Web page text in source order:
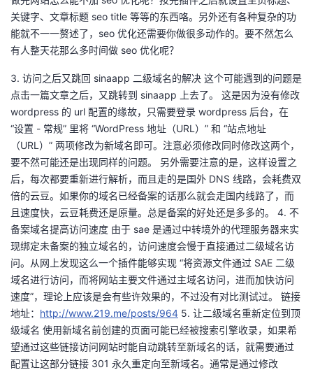
动
关
注
的
开
发
者
学
堂
我
的
课
程
我
的
认
证
我
的
实
我
的
我
的
Programs
我
的
支
持
我
的
技
术
支
持
我
的
云
声
建
关键字、文章标题 seo title 等等的东西咯。另外还有各种复杂的功
能就不一一赘述了，seo 优化还需要你做很多动作的。要不然怎么
有人整天花那么多时间做 seo 优化呢？
3. 访问之后又跳回 sinaapp 二级域名的解决 这个可能遇到的问题是
点击一篇文章之后，又跳转到 sinaapp 上去了。 这是因为没有修改
wordpress 的 url 配置的缘故，只需要登录 wordpress 后台，在
“设置 - 常规” 里将 “WordPress 地址（URL）” 和 “站点地址
（URL）” 两项修改为新域名即可。注意必须修改同时修改这两个，
要不然可能还是出现同样的问题。 另外需要注意的是，这样设置之
后，每次都要重新进行解析，而且走的是国外 DNS 线路，会耗费双
倍的云豆。如果你的域名已经备案的话那么就会走国内线路了，而
且速度快，云豆耗费还是原量。总是备案的好处还是多多的。 4. 不
备案域名提高访问速度 由于 sae 是通过中转境外的代理服务器来实
现绑定未备案的独立域名的，访问速度会慢于直接通过二级域名访
问。从网上发现这么一个插件能够实现 “将资源文件通过 SAE 二级
域名进行访问，而将网站主要文件通过主域名访问，进而加快访问
速度”，理论上应该是会有些许效果的，不过没有对比测试过。 链接
地址： http://www.219.me/posts/964 5. 让二级域名重新定位到顶
级域名 使用新域名前创建的页面可能已经被搜索引擎收录，如果希
望通过这些链接访问网站时能自动跳转至新域名的话，就需要通过
配置让这部分链接 301 永久重定向至新域名。通常是通过修改